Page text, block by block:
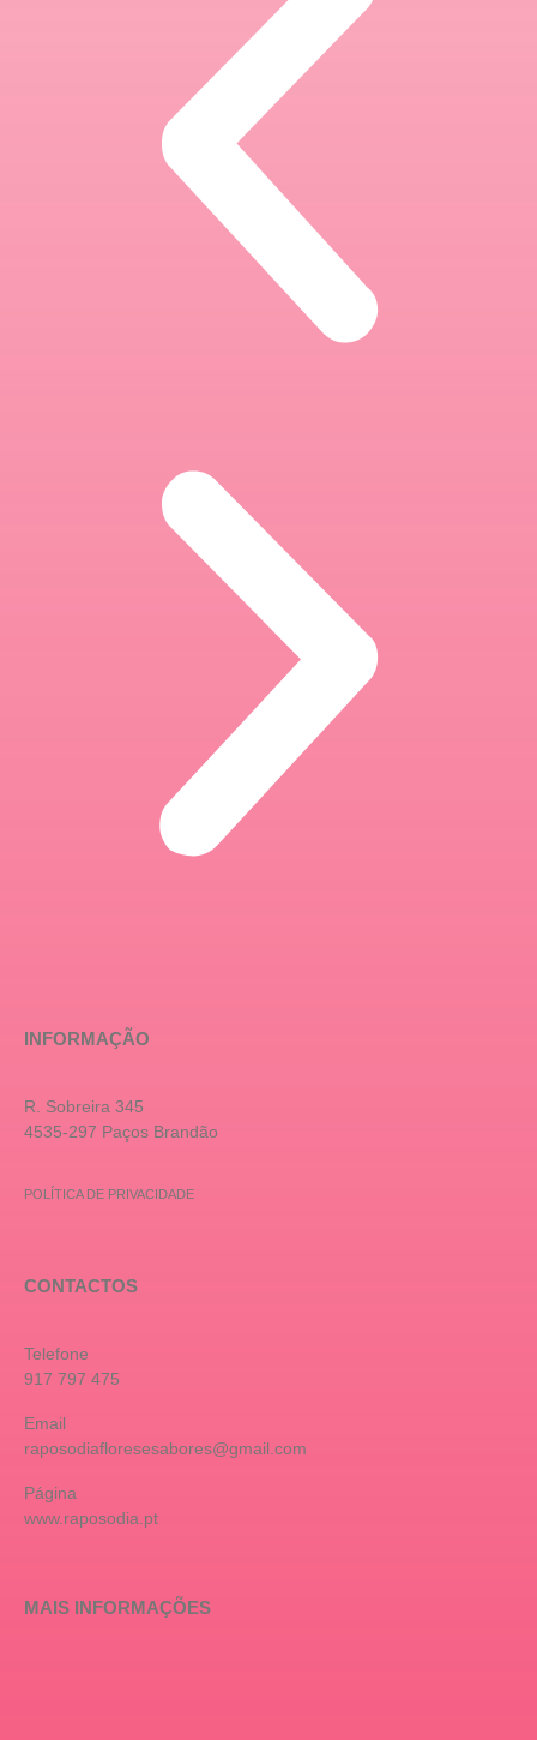
INFORMAÇÃO
R. Sobreira 345
4535-297 Paços Brandão
POLÍTICA DE PRIVACIDADE
CONTACTOS
Telefone
917 797 475
Email
raposodiafloresesabores@gmail.com
Página
www.raposodia.pt
MAIS INFORMAÇÕES